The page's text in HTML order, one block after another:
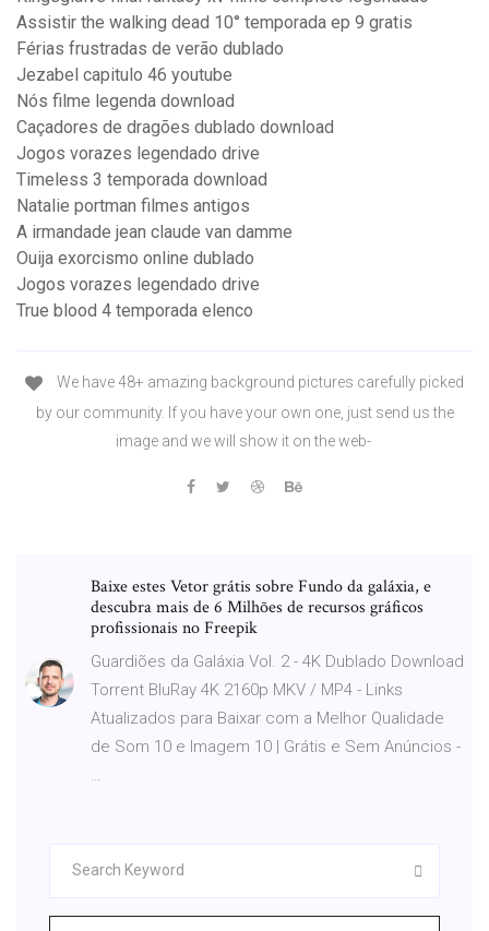
Assistir the walking dead 10° temporada ep 9 gratis
Férias frustradas de verão dublado
Jezabel capitulo 46 youtube
Nós filme legenda download
Caçadores de dragões dublado download
Jogos vorazes legendado drive
Timeless 3 temporada download
Natalie portman filmes antigos
A irmandade jean claude van damme
Ouija exorcismo online dublado
Jogos vorazes legendado drive
True blood 4 temporada elenco
We have 48+ amazing background pictures carefully picked
by our community. If you have your own one, just send us the
image and we will show it on the web-
Baixe estes Vetor grátis sobre Fundo da galáxia, e
descubra mais de 6 Milhões de recursos gráficos
profissionais no Freepik
Guardiões da Galáxia Vol. 2 - 4K Dublado Download
Torrent BluRay 4K 2160p MKV / MP4 - Links
Atualizados para Baixar com a Melhor Qualidade
de Som 10 e Imagem 10 | Grátis e Sem Anúncios -
…